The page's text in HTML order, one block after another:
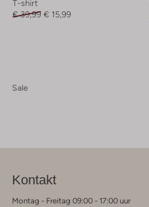
T-shirt
€ 39,99 € 15,99
Sale
Kontakt
Montag - Freitag 09:00 - 17:00 uur